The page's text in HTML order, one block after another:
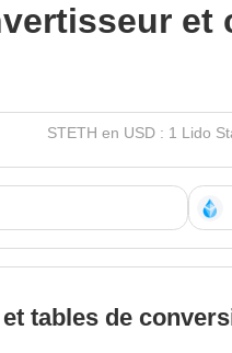
et
STETH en USD : 1 Lido
tables de